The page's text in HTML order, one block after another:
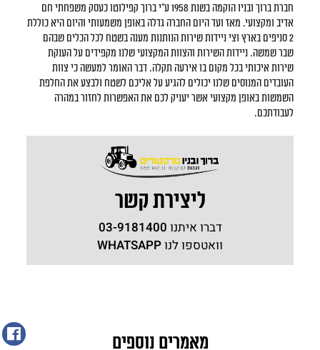
חברת ברוך ובניו הוקמה בשנת 1958 ע"י ברוך קפילוטו כעסק משפחתי חם
אדיב ומקצועי. מאז ועד היום החברה גדלה באופן משמעותי והיום היא כוללת
2 סניפים בארץ וצי ניידות שירות הנותנות מענה בשטח לכל הכלים שבהם
שבר שמשה. ניידות השירות והצוות המקצועי שלנו מקפידים על הענקת
שירות איכותי בכל מקום בו אירעה תקלה. דבר האומר למעשה כי צוות
העובדים המנוסים שלנו יכולים להגיע על אליכם לשטח ולבצע את החלפת
השמשות באופן מקצועי אשר יעניק לכם את האפשרות לחזור במהרה
לעבודתכם.
ליצירת קשר
דברו איתנו 03-9181400
וואטספו לנוWHATSAPP
מאמרים נוספים